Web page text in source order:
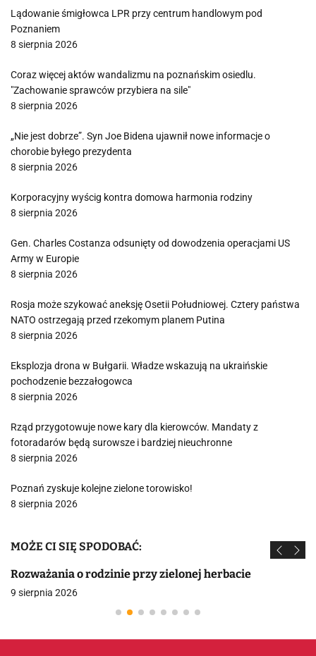
Lądowanie śmigłowca LPR przy centrum handlowym pod
Poznaniem
8 sierpnia 2026
Coraz więcej aktów wandalizmu na poznańskim osiedlu.
"Zachowanie sprawców przybiera na sile"
8 sierpnia 2026
„Nie jest dobrze”. Syn Joe Bidena ujawnił nowe informacje o
chorobie byłego prezydenta
8 sierpnia 2026
Korporacyjny wyścig kontra domowa harmonia rodziny
8 sierpnia 2026
Gen. Charles Costanza odsunięty od dowodzenia operacjami US
Army w Europie
8 sierpnia 2026
Rosja może szykować aneksję Osetii Południowej. Cztery państwa
NATO ostrzegają przed rzekomym planem Putina
8 sierpnia 2026
Eksplozja drona w Bułgarii. Władze wskazują na ukraińskie
pochodzenie bezzałogowca
8 sierpnia 2026
Rząd przygotowuje nowe kary dla kierowców. Mandaty z
fotoradarów będą surowsze i bardziej nieuchronne
8 sierpnia 2026
Poznań zyskuje kolejne zielone torowisko!
8 sierpnia 2026
MOŻE CI SIĘ SPODOBAĆ:
Rozważania o rodzinie przy zielonej herbacie
9 sierpnia 2026